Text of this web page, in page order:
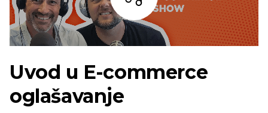
Slušaj
Uvod u E-commerce
oglašavanje